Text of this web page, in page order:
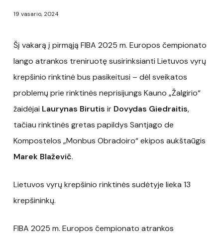
19 vasario, 2024
Šį vakarą į pirmąją FIBA 2025 m. Europos čempionato
lango atrankos treniruotę susirinksianti Lietuvos vyrų
krepšinio rinktinė bus pasikeitusi – dėl sveikatos
problemų prie rinktinės neprisijungs Kauno „Žalgirio“
žaidėjai Laurynas Birutis irDovydas Giedraitis,
tačiau rinktinės gretas papildys Santjago de
Kompostelos „Monbus Obradoiro“ ekipos aukštaūgis
Marek Blaževič.
Lietuvos vyrų krepšinio rinktinės sudėtyje lieka 13
krepšininkų.
FIBA 2025 m. Europos čempionato atrankos